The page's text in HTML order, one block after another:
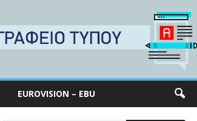
EUROVISION – EBU